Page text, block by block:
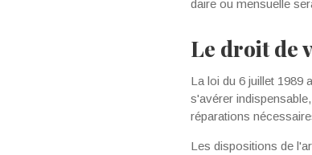
daire ou mensuelle
Le droit de
La loi du 6 juillet 1989
s'avérer
réparations
Les dispositions de